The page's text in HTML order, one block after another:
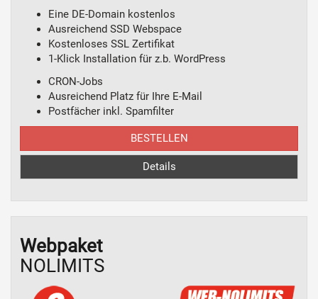
Eine DE-Domain kostenlos
Ausreichend SSD Webspace
Kostenloses SSL Zertifikat
1-Klick Installation für z.b. WordPress
CRON-Jobs
Ausreichend Platz für Ihre E-Mail
Postfächer inkl. Spamfilter
BESTELLEN
Details
Webpaket
NOLIMITS